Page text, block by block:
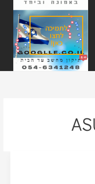
לתמיכה
לחצו
כאן!